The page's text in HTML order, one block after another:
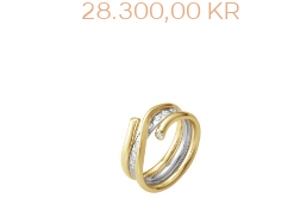
28.300,00 KR